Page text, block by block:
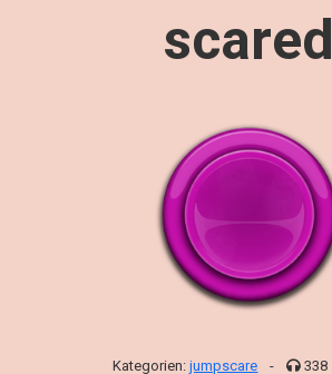
scared
Kategorien:jumpscare - 338